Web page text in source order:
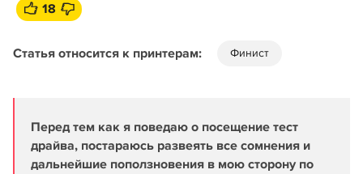
18
Статья относится к принтерам: Финист
Перед тем как я поведаю о посещение тест
драйва, постараюсь развеять все сомнения и
дальнейшие поползновения в мою сторону по